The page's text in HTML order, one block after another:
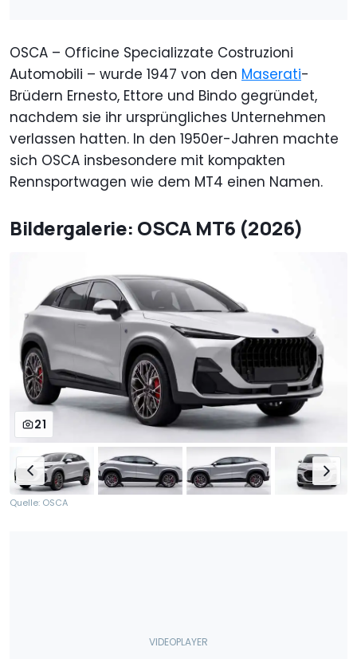
OSCA – Officine Specializzate Costruzioni
Automobili – wurde 1947 von den Maserati-
Brüdern Ernesto, Ettore und Bindo gegründet,
nachdem sie ihr ursprüngliches Unternehmen
verlassen hatten. In den 1950er-Jahren machte
sich OSCA insbesondere mit kompakten
Rennsportwagen wie dem MT4 einen Namen.
Bildergalerie: OSCA MT6 (2026)
21
Quelle: OSCA